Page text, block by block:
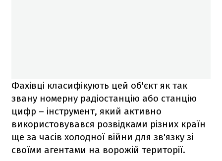
Фахівці класифікують цей об'єкт як так
звану номерну радіостанцію або станцію
цифр – інструмент, який активно
використовувався розвідками різних країн
ще за часів холодної війни для зв'язку зі
своїми агентами на ворожій території.